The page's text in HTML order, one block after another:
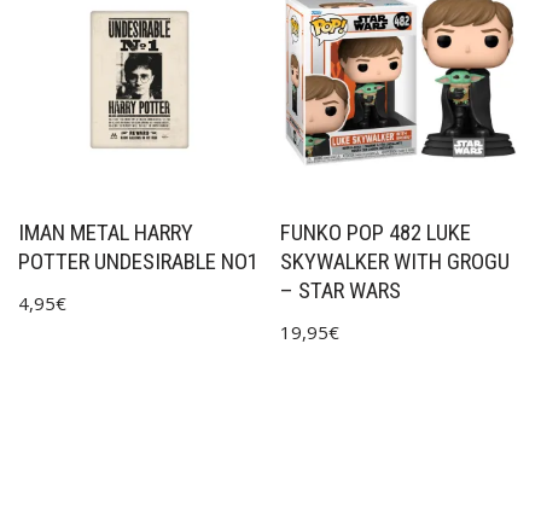
IMAN METAL HARRY
POTTER UNDESIRABLE NO1
4,95€
FUNKO POP 482 LUKE
SKYWALKER WITH GROGU
– STAR WARS
19,95€